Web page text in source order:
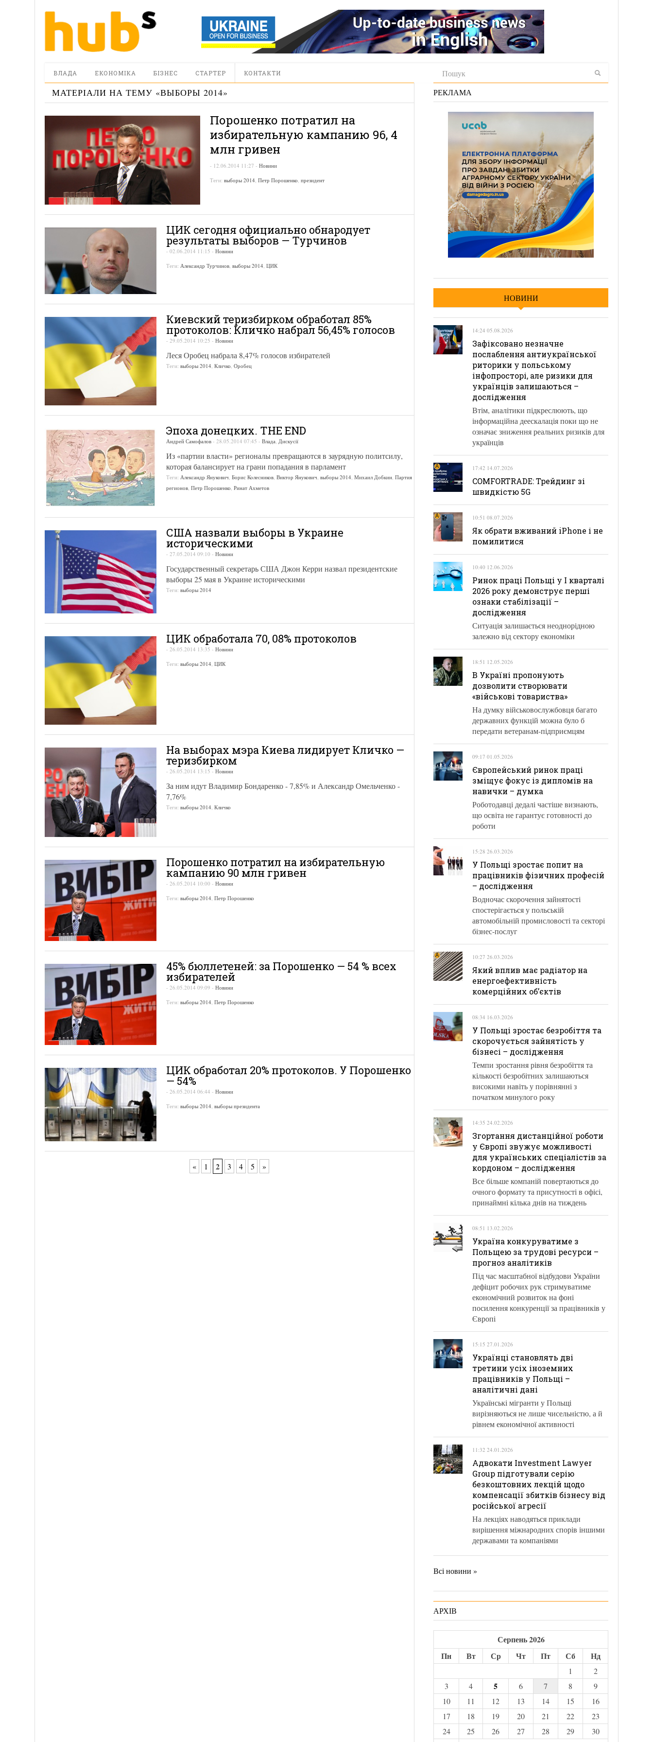
ВЛАДА ЕКОНОМІКА БІЗНЕС СТАРТЕР КОНТАКТИ
МАТЕРІАЛИ НА ТЕМУ «ВЫБОРЫ 2014»
Порошенко потратил на
избирательную кампанию 96, 4
млн гривен
- 12.06.2014 11:27 - Новини
Теги: выборы 2014, Петр Порошенко, президент
ЦИК сегодня официально обнародует
результаты выборов — Турчинов
- 02.06.2014 11:15 - Новини
Теги: Александр Турчинов, выборы 2014, ЦИК
Киевский теризбирком обработал 85%
протоколов: Кличко набрал 56,45% голосов
- 29.05.2014 10:25 - Новини
Леся Оробец набрала 8,47% голосов избирателей
Теги: выборы 2014, Кличко, Оробец
Эпоха донецких. THE END
Андрей Самофалов - 28.05.2014 07:45 - Влада, Дискусії
Из «партии власти» регионалы превращаются в заурядную политсилу,
которая балансирует на грани попадания в парламент
Теги: Александр Янукович, Борис Колесников, Виктор Янукович, выборы 2014, Михаил Добкин, Партия
регионов, Петр Порошенко, Ринат Ахметов
США назвали выборы в Украине
историческими
- 27.05.2014 09:10 - Новини
Государственный секретарь США Джон Керри назвал президентские
выборы 25 мая в Украине историческими
Теги: выборы 2014
ЦИК обработала 70, 08% протоколов
- 26.05.2014 13:35 - Новини
Теги: выборы 2014, ЦИК
На выборах мэра Киева лидирует Кличко —
теризбирком
- 26.05.2014 13:15 - Новини
За ним идут Владимир Бондаренко - 7,85% и Александр Омельченко -
7,76%
Теги: выборы 2014 Кличко
Порошенко потратил на избирательную
кампанию 90 млн гривен
- 26.05.2014 10:00 - Новини
Теги: выборы 2014 Петр Порошенко
45% бюллетеней: за Порошенко — 54 % всех
избирателей
- 26.05.2014 09:09 - Новини
Теги: выборы 2014, Петр Порошенко
ЦИК обработал 20% протоколов. У Порошенко
— 54%
- 26.05.2014 06:44 - Новини
Теги: выборы 2014, выборы президента
« 1 2 3 4 5 »
РЕКЛАМА
НОВИНИ
14:24 05.08.2026
Зафіксовано незначне
послаблення антиукраїнської
риторики у польському
інфопросторі, але ризики для
українців залишаються –
дослідження
Втім, аналітики підкреслюють, що
інформаційна деескалація поки що не
означає зниження реальних ризиків для
українців
17:42 14.07.2026
COMFORTRADE: Трейдинг зі
швидкістю 5G
10:51 08.07.2026
Як обрати вживаний iPhone і не
помилитися
10:40 12.06.2026
Ринок праці Польщі у І кварталі
2026 року демонструє перші
ознаки стабілізації –
дослідження
Ситуація залишається неоднорідною
залежно від сектору економіки
18:51 12.05.2026
В Україні пропонують
дозволити створювати
«військові товариства»
На думку військовослужбовця багато
державних функцій можна було б
передати ветеранам-підприємцям
09:17 01.05.2026
Європейський ринок праці
зміщує фокус із дипломів на
навички – думка
Роботодавці дедалі частіше визнають,
що освіта не гарантує готовності до
роботи
15:28 26.03.2026
У Польщі зростає попит на
працівників фізичних професій
– дослідження
Водночас скорочення зайнятості
спостерігається у польській
автомобільній промисловості та секторі
бізнес-послуг
10:27 26.03.2026
Який вплив має радіатор на
енергоефективність
комерційних об’єктів
08:34 16.03.2026
У Польщі зростає безробіття та
скорочується зайнятість у
бізнесі – дослідження
Темпи зростання рівня безробіття та
кількості безробітних залишаються
високими навіть у порівнянні з
початком минулого року
14:35 24.02.2026
Згортання дистанційної роботи
у Європі звужує можливості
для українських спеціалістів за
кордоном – дослідження
Все більше компаній повертаються до
очного формату та присутності в офісі,
принаймні кілька днів на тиждень
08:51 13.02.2026
Україна конкуруватиме з
Польщею за трудові ресурси –
прогноз аналітиків
Під час масштабної відбудови України
дефіцит робочих рук стримуватиме
економічний розвиток на фоні
посилення конкуренції за працівників у
Європі
15:15 27.01.2026
Українці становлять дві
третини усіх іноземних
працівників у Польщі –
аналітичні дані
Українські мігранти у Польщі
вирізняються не лише чисельністю, а й
рівнем економічної активності
11:32 24.01.2026
Адвокати Investment Lawyer
Group підготували серію
безкоштовних лекцій щодо
компенсації збитків бізнесу від
російської агресії
На лекціях наводяться приклади
вирішення міжнародних спорів іншими
державами та компаніями
Всі новини »
АРХІВ
Серпень 2026
Пн
Вт Ср Чт Пт Сб Нд
1
2
3
4 5 6 7 8
9
10
11 12 13 14 15
16
17
18 19 20 21 22
23
24
25 26 27 28 29
30